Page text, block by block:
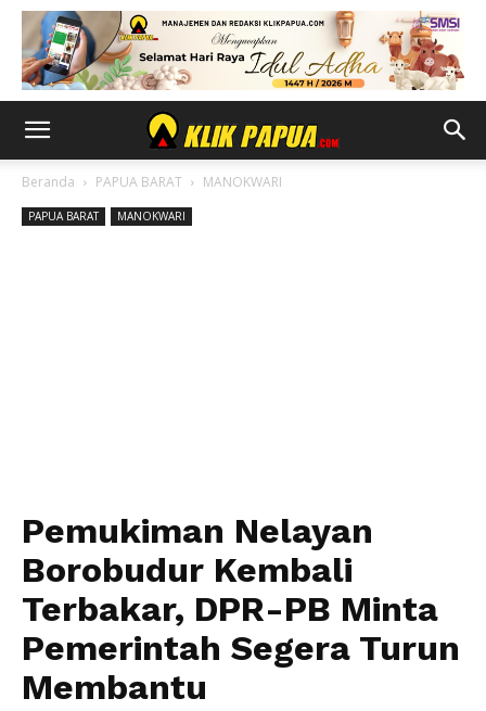
Beranda PAPUA BARAT MANOKWARI
PAPUA BARAT MANOKWARI
Pemukiman Nelayan
Borobudur Kembali
Terbakar, DPR-PB Minta
Pemerintah Segera Turun
Membantu